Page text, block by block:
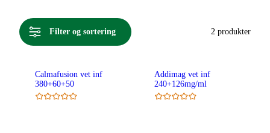
Filter og sortering 2 produkter
Calmafusion vet inf
380+60+50
Addimag vet inf
240+126mg/ml